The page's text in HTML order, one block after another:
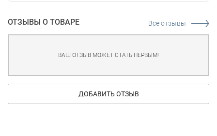
ОТЗЫВЫ О ТОВАРЕ Все отзывы
ВАШ ОТЗЫВ МОЖЕТ СТАТЬ ПЕРВЫМ!
ДОБАВИТЬ ОТЗЫВ